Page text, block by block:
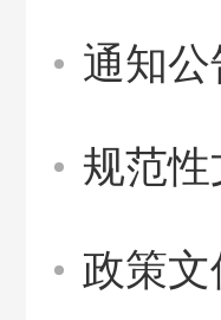
通知
规范性
政策文